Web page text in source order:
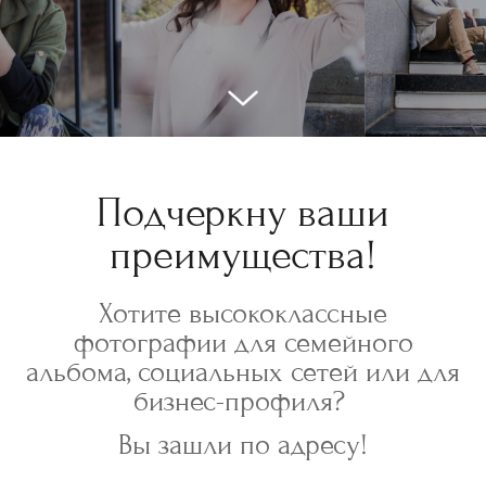
Подчеркну ваши
преимущества!
Хотите высококлассные
фотографии для семейного
альбома, социальных сетей или для
бизнес-профиля?
Вы зашли по адресу!